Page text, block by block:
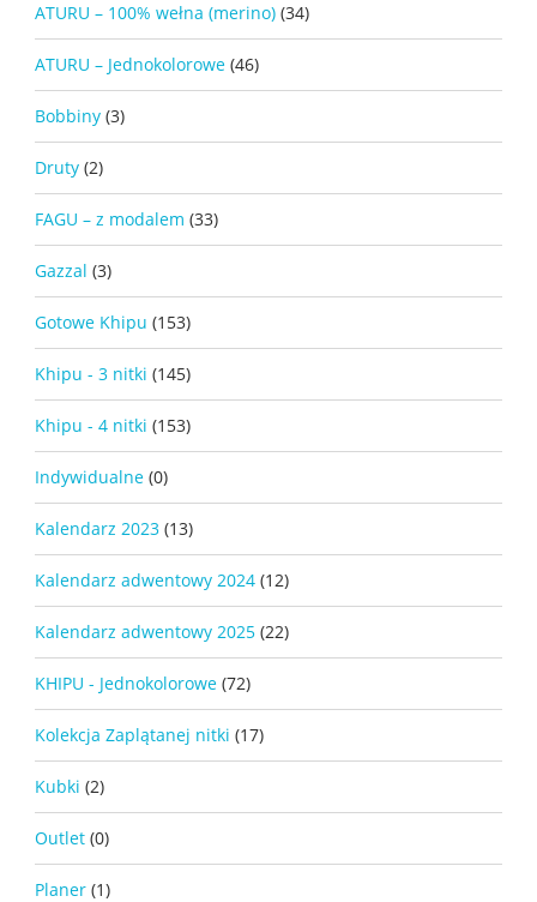
ATURU – 100% wełna (merino) (34)
ATURU – Jednokolorowe (46)
Bobbiny (3)
Druty (2)
FAGU – z modalem (33)
Gazzal (3)
Gotowe Khipu (153)
Khipu - 3 nitki (145)
Khipu - 4 nitki (153)
Indywidualne (0)
Kalendarz 2023 (13)
Kalendarz adwentowy 2024 (12)
Kalendarz adwentowy 2025 (22)
KHIPU - Jednokolorowe (72)
Kolekcja Zaplątanej nitki (17)
Kubki (2)
Outlet (0)
Planer (1)